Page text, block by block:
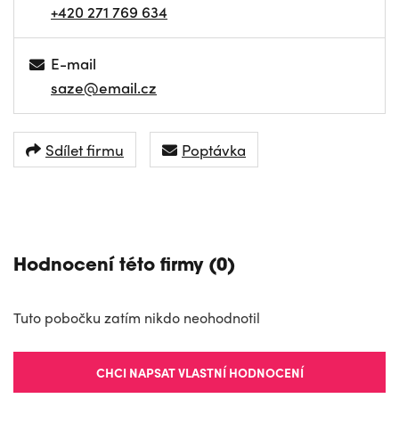
+420 271 769 634
E-mail
saze@email.cz
Sdílet firmu Poptávka
Hodnocení této firmy (0)
Tuto pobočku zatím nikdo neohodnotil
CHCI NAPSAT VLASTNÍ HODNOCENÍ